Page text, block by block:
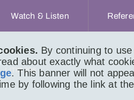
By continuing to
about exactly what
. This banner will not
by following the link at
Watch & Listen
LITIR 306